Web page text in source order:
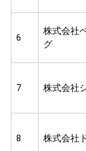
6
株式会社
グ
7 株式会社
8 株式会社